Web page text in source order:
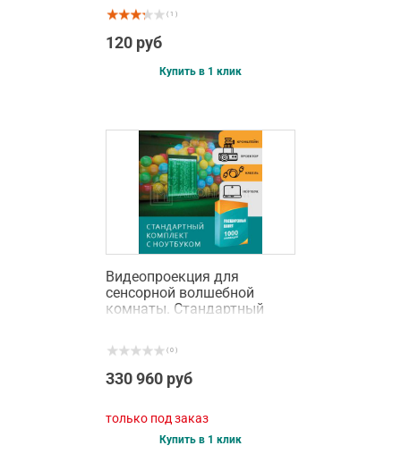
( 1 )
120 руб
Купить в 1 клик
Видеопроекция для
сенсорной волшебной
комнаты. Стандартный
( 0 )
330 960 руб
только под заказ
Купить в 1 клик